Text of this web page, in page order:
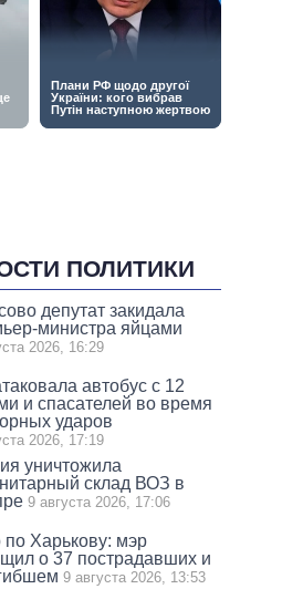
ПОЛИТИКИ
депутат закидала
министра яйцами
2026, 16:29
автобус с 12
и спасателей во время
ударов
2026, 17:19
уничтожила
склад ВОЗ в
9 августа 2026, 17:06
по Харькову: мэр
о 37 пострадавших и
9 августа 2026, 13:53